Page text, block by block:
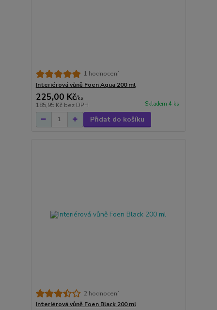
1 hodnocení
Interiérová vůně Foen Aqua 200 ml
225,00 Kč/ks
185,95 Kč bez DPH Skladem 4 ks
Přidat do košíku
2 hodnocení
Interiérová vůně Foen Black 200 ml